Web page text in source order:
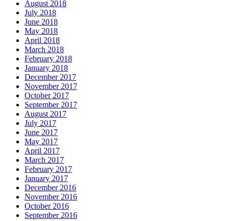
August 2018
July 2018
June 2018
May 2018
April 2018
March 2018
February 2018
January 2018
December 2017
November 2017
October 2017
September 2017
August 2017
July 2017
June 2017
May 2017
April 2017
March 2017
February 2017
January 2017
December 2016
November 2016
October 2016
September 2016